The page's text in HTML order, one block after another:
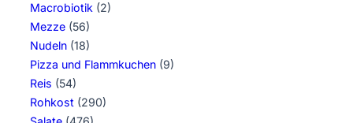
Macrobiotik (2)
Mezze (56)
Nudeln (18)
Pizza und Flammkuchen (9)
Reis (54)
Rohkost (290)